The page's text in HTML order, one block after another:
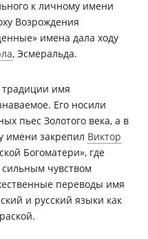
к личному имени
Возрождения
имена дала ходу
, Эсмеральда.
традиции имя
Его носили
пьес Золотого века, а в
имени закрепил Виктор
Богоматери», где
чувством
переводы имя
и русский языки как